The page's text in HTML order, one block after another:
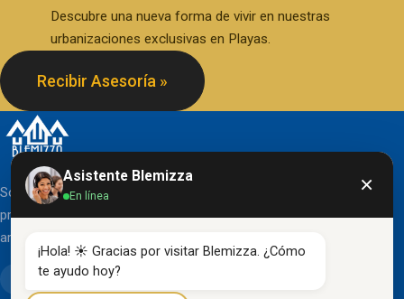
Descubre una nueva forma de vivir en nuestras
urbanizaciones exclusivas en Playas.
Recibir Asesoría »
Somos una organización líder en el desarrollo de
proyectos inmobiliarios que destacan por su diseño
arquitectónico clásico y acabados de primera línea.
Asistente Blemizza
En línea ×
¡Hola! ☀️ Gracias por visitar Blemizza. ¿Cómo
te ayudo hoy?